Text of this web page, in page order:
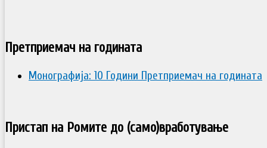
Претприемач на годината
Монографија: 10 Години Претприемач на годината
Пристап на Ромите до (само)вработување